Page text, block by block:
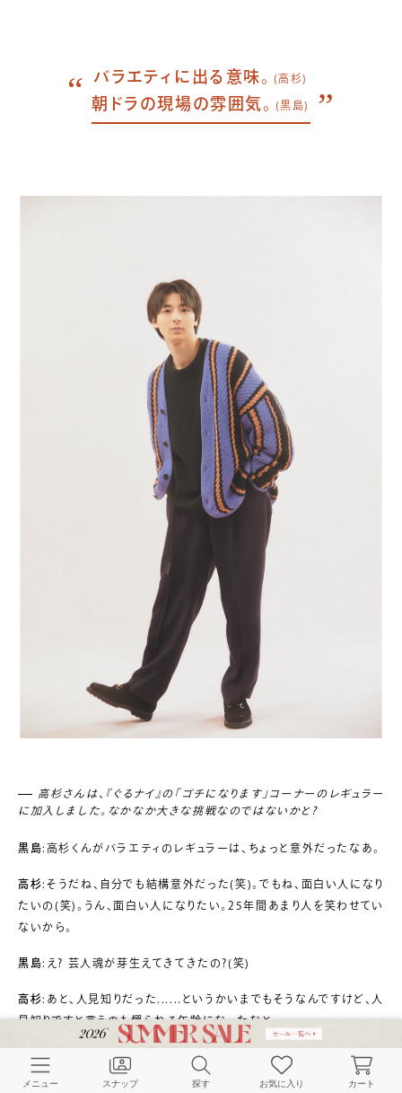
バラエティに出る意味。 (高杉)
朝ドラの現場の雰囲気。 (黒島)
高杉さんは、『ぐるナイ』の「ゴチになります」コーナーのレギュラー
に加入しました。なかなか大きな挑戦なのではないかと?
黒島:高杉くんがバラエティのレギュラーは、ちょっと意外だったなあ。
高杉:そうだね、自分でも結構意外だった(笑)。でもね、面白い人になり
たいの(笑)。うん、面白い人になりたい。25年間あまり人を笑わせてい
ないから。
黒島:え? 芸人魂が芽生えてきてきたの?(笑)
高杉:あと、人見知りだった......というかいまでもそうなんですけど、人
見知りですと言うのも憚られる年齢になったなと。
黒島:すごいね、これまでとは違う一面を見た気がする。
メニュー スナップ 探す お気に入り カート